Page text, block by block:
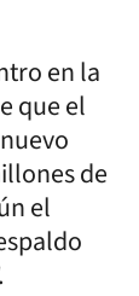
en la
que el
de
el